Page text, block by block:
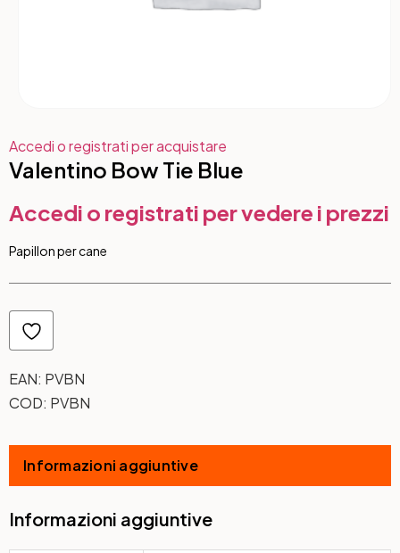
Accedi o registrati per acquistare
Valentino Bow Tie Blue
Accedi o registrati per vedere i prezzi
Papillon per cane
EAN: PVBN
COD: PVBN
Informazioni aggiuntive
Informazioni aggiuntive